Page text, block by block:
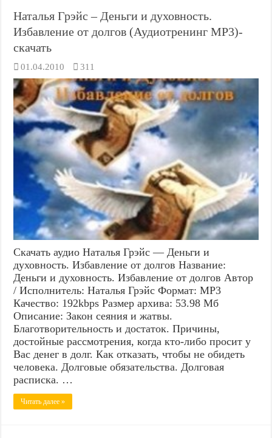
Наталья Грэйс – Деньги и духовность.
Избавление от долгов (Аудиотренинг MP3)-
скачать
01.04.2010 311
Скачать аудио Наталья Грэйс — Деньги и
духовность. Избавление от долгов Название:
Деньги и духовность. Избавление от долгов Автор
/ Исполнитель: Наталья Грэйс Формат: MP3
Качество: 192kbps Размер архива: 53.98 Мб
Описание: Закон сеяния и жатвы.
Благотворительность и достаток. Причины,
достойные рассмотрения, когда кто-либо просит у
Вас денег в долг. Как отказать, чтобы не обидеть
человека. Долговые обязательства. Долговая
расписка. …
Читать далее »